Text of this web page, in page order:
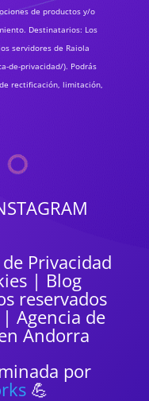
de productos y/o
Destinatarios: Los
servidores de Raiola
de-privacidad/). Podrás
rectificación, limitación,
Privacidad
| Blog
reservados
| Agencia de
Andorra
por
💪